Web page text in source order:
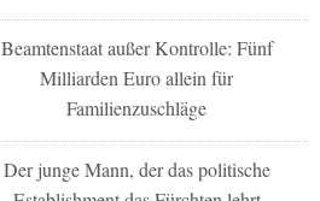
Beamtenstaat außer Kontrolle: Fünf
Milliarden Euro allein für
Familienzuschläge
Der junge Mann, der das politische